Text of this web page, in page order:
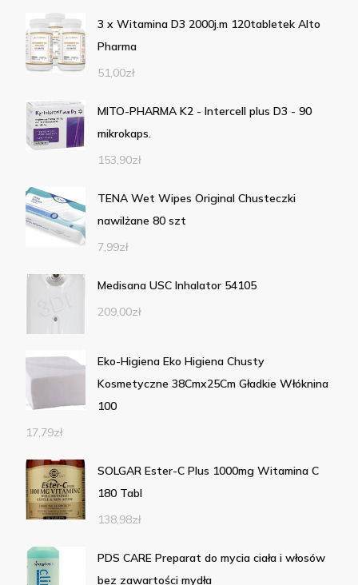
3 x Witamina D3 2000j.m 120tabletek Alto
Pharma
51,00zł
MITO-PHARMA K2 - Intercell plus D3 - 90
mikrokaps.
153,90zł
TENA Wet Wipes Original Chusteczki
nawilżane 80 szt
7,99zł
Medisana USC Inhalator 54105
209,00zł
Eko-Higiena Eko Higiena Chusty
Kosmetyczne 38Cmx25Cm Gładkie Włóknina
100
17,79zł
SOLGAR Ester-C Plus 1000mg Witamina C
180 Tabl
138,98zł
PDS CARE Preparat do mycia ciała i włosów
bez zawartości mydła